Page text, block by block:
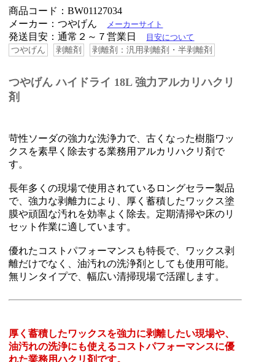
商品コード：BW01127034
メーカー：つやげん
メーカーサイト
発送目安：通常２～７営業日 目安について
つやげん 剥離剤 剥離剤：汎用剥離剤・半剥離剤
つやげん ハイドライ 18L 強力アルカリハクリ
剤
苛性ソーダの強力な洗浄力で、古くなった樹脂ワッ
クスを素早く除去する業務用アルカリハクリ剤で
す。
長年多くの現場で使用されているロングセラー製品
で、強力な剥離力により、厚く蓄積したワックス塗
膜や頑固な汚れを効率よく除去。定期清掃や床のリ
セット作業に適しています。
優れたコストパフォーマンスも特長で、ワックス剥
離だけでなく、油汚れの洗浄剤としても使用可能。
無リンタイプで、幅広い清掃現場で活躍します。
厚く蓄積したワックスを強力に剥離したい現場や、
油汚れの洗浄にも使えるコストパフォーマンスに優
れた業務用ハクリ剤です。